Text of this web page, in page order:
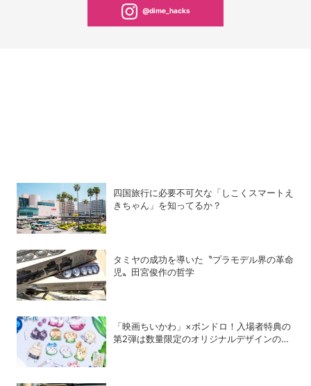
@dime_hacks
四国旅行に必要不可欠な「しこくスマートえ
きちゃん」を知ってるか？
タミヤの成功を導いた〝プラモデル界の革命
児〟田宮俊作の哲学
「映画ちいかわ」×ボンドロ！入場者特典の
第2弾は数量限定のオリジナルデザインのボ